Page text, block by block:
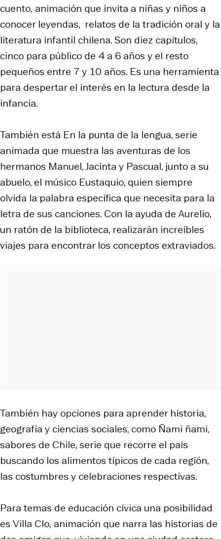
cuento, animación que invita a niñas y niños a
conocer leyendas, relatos de la tradición oral y la
literatura infantil chilena. Son diez capítulos,
cinco para público de 4 a 6 años y el resto
pequeños entre 7 y 10 años. Es una herramienta
para despertar el interés en la lectura desde la
infancia.
También está En la punta de la lengua, serie
animada que muestra las aventuras de los
hermanos Manuel, Jacinta y Pascual, junto a su
abuelo, el músico Eustaquio, quien siempre
olvida la palabra específica que necesita para la
letra de sus canciones. Con la ayuda de Aurelio,
un ratón de la biblioteca, realizarán increíbles
viajes para encontrar los conceptos extraviados.
También hay opciones para aprender historia,
geografía y ciencias sociales, como Ñami ñami,
sabores de Chile, serie que recorre el país
buscando los alimentos típicos de cada región,
las costumbres y celebraciones respectivas.
Para temas de educación cívica una posibilidad
es Villa Clo, animación que narra las historias de